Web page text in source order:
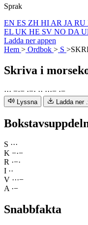
Sprak
EN ES ZH HI AR JA RU
EL UK HE SV NO DA
Ladda ner appen
Hem > Ordbok > S >
Skriva i
··· −·− ·−· ·· ···− ·−
Lyssna Ladda ner
S ···
K −·−
R ·−·
I ··
V ···−
A ·−
Snabbfakta